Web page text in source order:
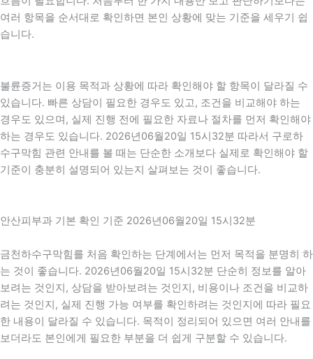
여러 항목을 순서대로 확인하면 본인 상황에 맞는 기준을 세우기 쉽
습니다.
불륜증거는 이용 목적과 상황에 따라 확인해야 할 항목이 달라질 수
있습니다. 빠른 상담이 필요한 경우도 있고, 조건을 비교해야 하는
경우도 있으며, 실제 진행 전에 필요한 자료나 절차를 먼저 확인해야
하는 경우도 있습니다. 2026년06월20일 15시32분 따라서 구로하
수구막힘 관련 안내를 볼 때는 단순한 소개보다 실제로 확인해야 할
기준이 충분히 설명되어 있는지 살펴보는 것이 좋습니다.
안산피부과 기본 확인 기준 2026년06월20일 15시32분
금천하수구막힘를 처음 확인하는 단계에서는 먼저 목적을 분명히 하
는 것이 좋습니다. 2026년06월20일 15시32분 단순히 정보를 알아
보려는 것인지, 상담을 받아보려는 것인지, 비용이나 조건을 비교하
려는 것인지, 실제 진행 가능 여부를 확인하려는 것인지에 따라 필요
한 내용이 달라질 수 있습니다. 목적이 정리되어 있으면 여러 안내를
보더라도 본인에게 필요한 부분을 더 쉽게 구분할 수 있습니다.